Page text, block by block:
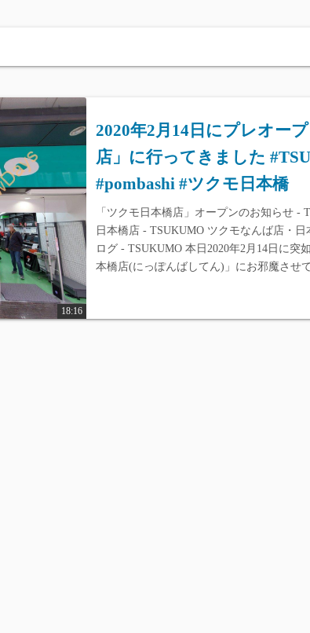
18:16
2020年2月14日にプレオー
店」に行ってきました
#pombashi #ツクモ日本橋
「ツクモ日本橋店」オープンのお知らせ -
日本橋店 - TSUKUMO ツクモなんば店・
ログ - TSUKUMO 本日2020年2月14日に突
本橋店(にっぽんばしてん)」にお邪魔させ